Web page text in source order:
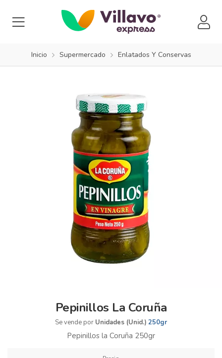
Inicio Supermercado Enlatados Y Conservas
Pepinillos La Coruña
Se vende por Unidades (Unid.) 250gr
Pepinillos la Coruña 250gr